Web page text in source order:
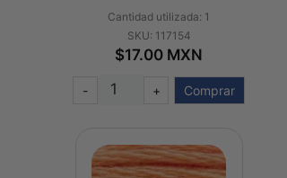
Cantidad utilizada: 1
SKU: 117154
$17.00 MXN
- + Comprar